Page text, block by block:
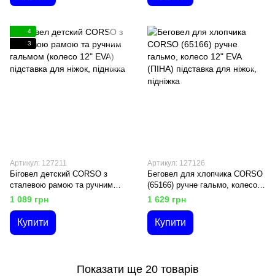
4
3
Артикул: 127211
Біговел детский CORSO з
сталевою рамою та ручним
гальмом (колесо 12" EVA)
підставка для ніжок, підніжка
1 089 грн
Купити
Артикул: 127126
Беговел для хлопчика CORSO
(65166) ручне гальмо, колесо
12" EVA (ПІНА) підставка для
ніжок, підніжка
1 629 грн
Купити
Показати ще 20 товарів